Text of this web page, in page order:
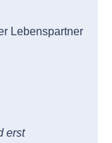
Lebenspartner
erst